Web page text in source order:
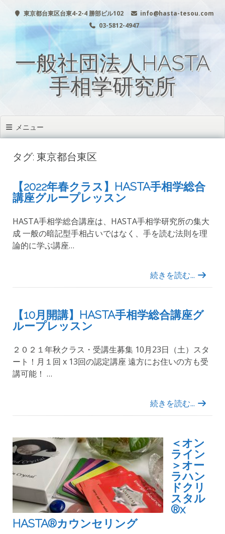
東京都台東区台東4-2-4 勝部ビル102
info@hasta-tesou.com
03-5812-4947
一般社団法人HASTA
手相学研究所
メニュー
タグ: 東京都台東区
【2022年春クラス】HASTA手相学総合
講座グループレッスン
HASTA手相学総合講座は、HASTA手相学研究所の集大
成 一般の暗記型手相占いではなく、手を読む法則を理
論的に学ぶ講座…
続きを読む...
【10月開講】HASTA手相学総合講座グ
ループレッスン
２０２１年秋クラス・受講生募集 10月23日（土）スタ
ート！月１回 x 13回の認定講座 遠方にお住いの方も受
講可能！ …
続きを読む...
＜オン
ライン
＞オー
ラハン
ドクリ
スタル
®x
HASTA®︎カウンセリング